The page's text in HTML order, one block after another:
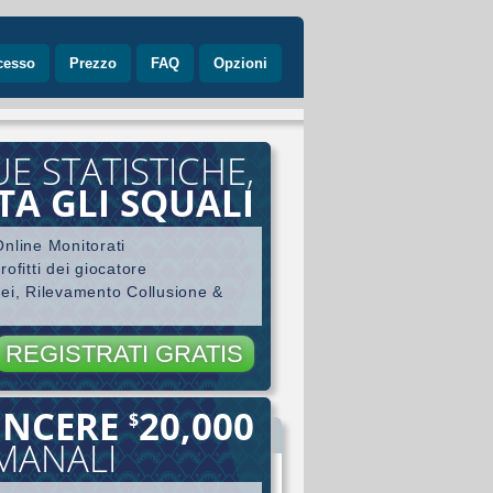
Prezzo FAQ Opzioni
STATISTICHE,
GLI SQUALI
Monitorati
dei giocatore
Rilevamento Collusione &
REGISTRATI GRATIS
$20,000